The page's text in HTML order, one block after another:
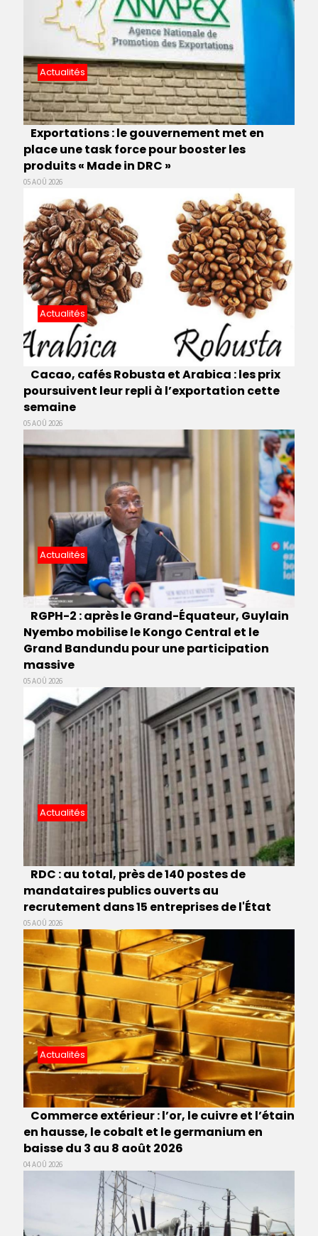
Actualités
Exportations : le gouvernement met en
place une task force pour booster les
produits « Made in DRC »
05 AOÛ 2026
Actualités
Cacao, cafés Robusta et Arabica : les prix
poursuivent leur repli à l’exportation cette
semaine
05 AOÛ 2026
Actualités
RGPH-2 : après le Grand-Équateur, Guylain
Nyembo mobilise le Kongo Central et le
Grand Bandundu pour une participation
massive
05 AOÛ 2026
Actualités
RDC : au total, près de 140 postes de
mandataires publics ouverts au
recrutement dans 15 entreprises de l'État
05 AOÛ 2026
Actualités
Commerce extérieur : l’or, le cuivre et l’étain
en hausse, le cobalt et le germanium en
baisse du 3 au 8 août 2026
04 AOÛ 2026